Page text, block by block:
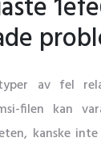
av fel
filen kan
kanske